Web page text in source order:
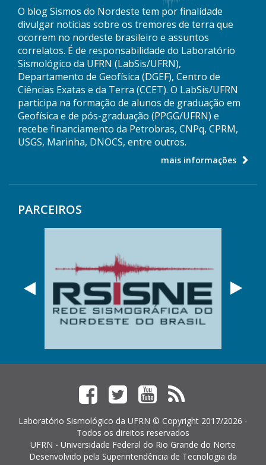
O blog Sismos do Nordeste tem por finalidade
divulgar notícias sobre os tremores de terra que
ocorrem no nordeste brasileiro e assuntos
correlatos. É de responsabilidade do Laboratório
Sismológico da UFRN (LabSis/UFRN),
Departamento de Geofísica (DGEF), Centro de
Ciências Exatas e da Terra (CCET). O LabSis/UFRN
participa na formação de alunos de graduação em
Geofísica e de pós-graduação (PPGG/UFRN) e
recebe financiamento da Petrobras, CNPq, CPRM,
USGS, Marinha, DNOCS, entre outros.
mais informações
PARCEIROS
Anterior
Facebook
TwitterYouTube
Feed
RSS
Laboratório Sismológico da UFRN © Copyright 2017/2026 -
Todos os direitos reservados
UFRN - Universidade Federal do Rio Grande do Norte
Desenvolvido pela Superintendência de Tecnologia da